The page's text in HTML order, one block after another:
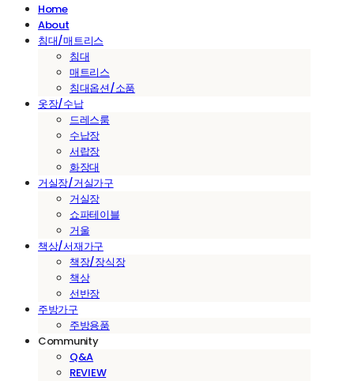
Home
About
침대/매트리스
침대
매트리스
침대옵션/소품
옷장/수납
드레스룸
수납장
서랍장
화장대
거실장/거실가구
거실장
쇼파테이블
거울
책상/서재가구
책장/장식장
책상
선반장
주방가구
주방용품
Community
Q&A
REVIEW